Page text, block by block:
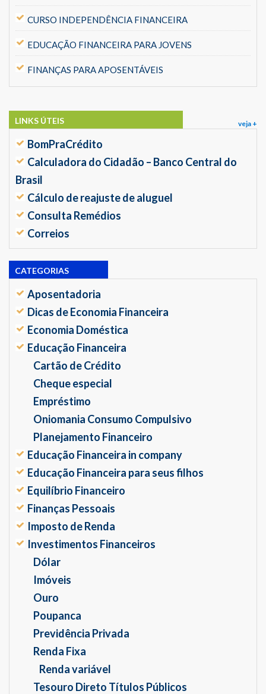
CURSO INDEPENDÊNCIA FINANCEIRA
EDUCAÇÃO FINANCEIRA PARA JOVENS
FINANÇAS PARA APOSENTÁVEIS
veja +
LINKS ÚTEIS
BomPraCrédito
Calculadora do Cidadão – Banco Central do
Brasil
Cálculo de reajuste de aluguel
Consulta Remédios
Correios
CATEGORIAS
Aposentadoria
Dicas de Economia Financeira
Economia Doméstica
Educação Financeira
Cartão de Crédito
Cheque especial
Empréstimo
Oniomania Consumo Compulsivo
Planejamento Financeiro
Educação Financeira in company
Educação Financeira para seus filhos
Equilíbrio Financeiro
Finanças Pessoais
Imposto de Renda
Investimentos Financeiros
Dólar
Imóveis
Ouro
Poupanca
Previdência Privada
Renda Fixa
Renda variável
Tesouro Direto Títulos Públicos